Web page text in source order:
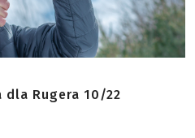
dla Rugera 10/22